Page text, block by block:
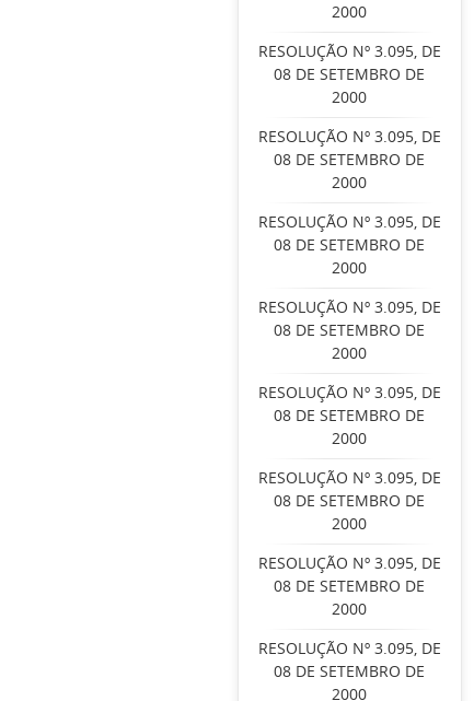
2000
RESOLUÇÃO Nº 3.095, DE
08 DE SETEMBRO DE
2000
RESOLUÇÃO Nº 3.095, DE
08 DE SETEMBRO DE
2000
RESOLUÇÃO Nº 3.095, DE
08 DE SETEMBRO DE
2000
RESOLUÇÃO Nº 3.095, DE
08 DE SETEMBRO DE
2000
RESOLUÇÃO Nº 3.095, DE
08 DE SETEMBRO DE
2000
RESOLUÇÃO Nº 3.095, DE
08 DE SETEMBRO DE
2000
RESOLUÇÃO Nº 3.095, DE
08 DE SETEMBRO DE
2000
RESOLUÇÃO Nº 3.095, DE
08 DE SETEMBRO DE
2000